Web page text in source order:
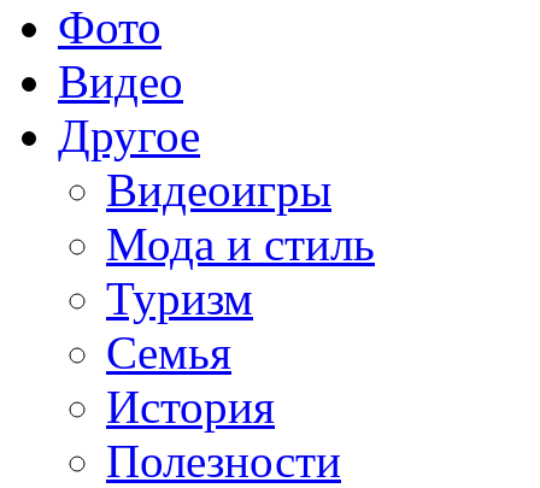
Фото
Видео
Другое
Видеоигры
Мода и стиль
Туризм
Семья
История
Полезности